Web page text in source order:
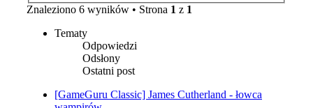
Znaleziono 6 wyników • Strona 1 z 1
Tematy
Odpowiedzi
Odsłony
Ostatni post
[GameGuru Classic] James Cutherland - łowca